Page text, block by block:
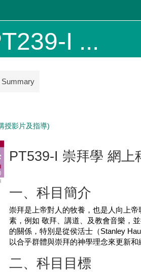
I ...
Summary
授影片及指導)
PT539-I 崇拜學 網上
一、科目簡介
崇拜是上帝對人的牧養，也是人向上
素，例如 敬拜、講道、及教會音樂，
的關係，特別是從侯活士（Stanley
以合乎群體與崇拜的神學理念來更新和
二、科目目標